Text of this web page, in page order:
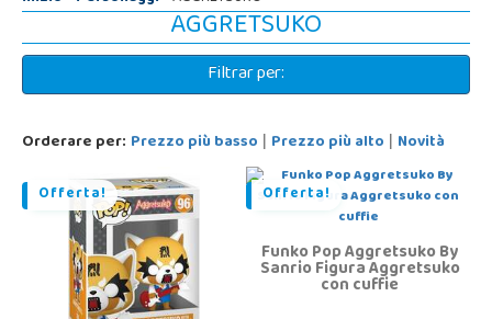
AGGRETSUKO
Filtrar per:
Orderare per: Prezzo più basso | Prezzo più alto | Novità
Offerta! Offerta!
Funko Pop Aggretsuko By
Sanrio Figura Aggretsuko
con cuffie